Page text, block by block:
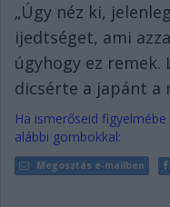
„Úgy néz ki,
ijedtséget, ami
úgyhogy ez remek.
dicsérte a japánt a
Ha ismerőseid
alábbi gombokkal:
Megosztás e-mailben